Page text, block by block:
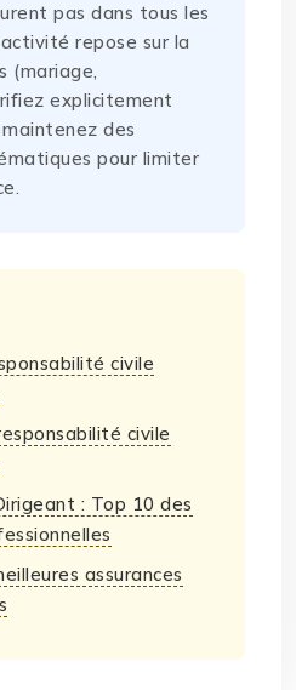
pas dans tous les
repose sur la
(mariage,
explicitement
des
pour limiter
civile
civile
: Top 10 des
assurances